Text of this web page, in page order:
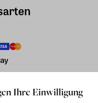
Ihre Einwilligung